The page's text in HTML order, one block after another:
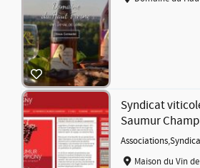
Syndicat
Saumur
Associations,
Maison du Vin